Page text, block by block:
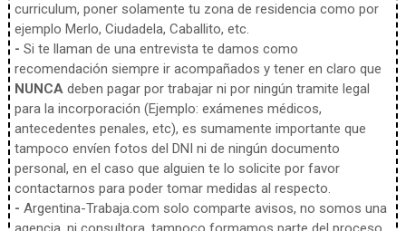
curriculum, poner solamente tu zona de residencia como por
ejemplo Merlo, Ciudadela, Caballito, etc.
- Si te llaman de una entrevista te damos como
recomendación siempre ir acompañados y tener en claro que
NUNCAdeben pagar por trabajar ni por ningún tramite legal
para la incorporación (Ejemplo: exámenes médicos,
antecedentes penales, etc), es sumamente importante que
tampoco envíen fotos del DNI ni de ningún documento
personal, en el caso que alguien te lo solicite por favor
contactarnos para poder tomar medidas al respecto.
- Argentina-Trabaja.com solo comparte avisos, no somos una